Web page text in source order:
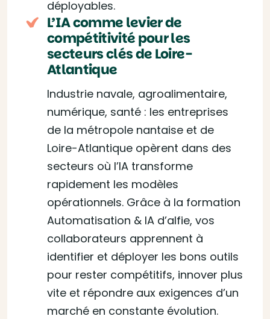
déployables.
L’IA comme levier de
compétitivité pour les
secteurs clés de Loire-
Atlantique
Industrie navale, agroalimentaire,
numérique, santé : les entreprises
de la métropole nantaise et de
Loire-Atlantique opèrent dans des
secteurs où l’IA transforme
rapidement les modèles
opérationnels. Grâce à la formation
Automatisation & IA d’alfie, vos
collaborateurs apprennent à
identifier et déployer les bons outils
pour rester compétitifs, innover plus
vite et répondre aux exigences d’un
marché en constante évolution.